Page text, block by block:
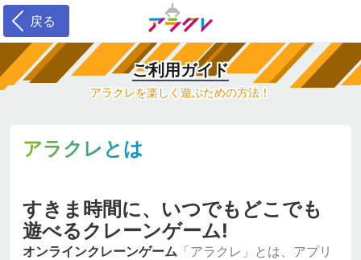
戻る
ご利用ガイド
アラクレを楽しく遊ぶための方法！
アラクレとは
すきま時間に、いつでもどこでも
遊べるクレーンゲーム!
オンラインクレーンゲーム 「アラクレ」とは、アプリ